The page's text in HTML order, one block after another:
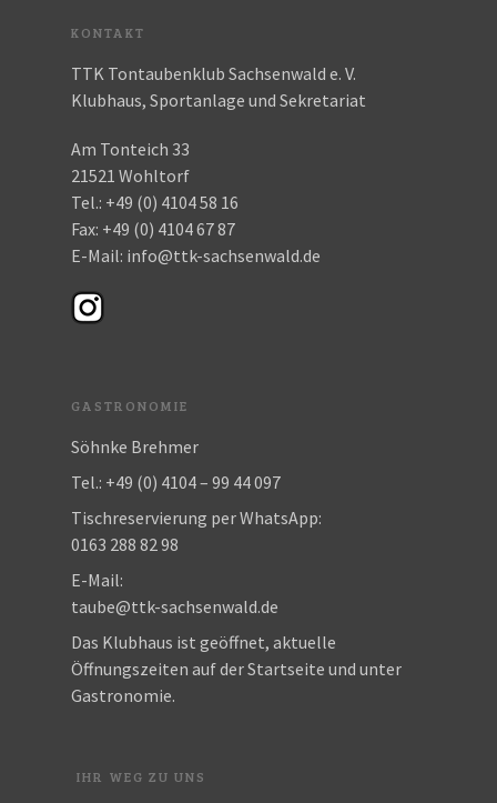
KONTAKT
TTK Tontaubenklub Sachsenwald e. V.
Klubhaus, Sportanlage und Sekretariat
Am Tonteich 33
21521 Wohltorf
Tel.: +49 (0) 4104 58 16
Fax: +49 (0) 4104 67 87
E-Mail: info@ttk-sachsenwald.de
GASTRONOMIE
Söhnke Brehmer
Tel.: +49 (0) 4104 – 99 44 097
Tischreservierung per WhatsApp:
0163 288 82 98
E-Mail:
taube@ttk-sachsenwald.de
Das Klubhaus ist geöffnet, aktuelle
Öffnungszeiten auf der Startseite und unter
Gastronomie.
IHR WEG ZU UNS